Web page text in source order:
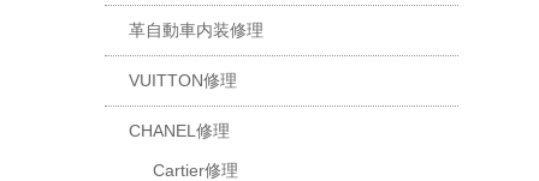
革自動車内装修理
VUITTON修理
CHANEL修理
Cartier修理